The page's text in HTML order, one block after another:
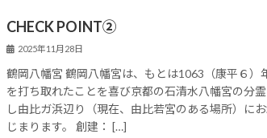
CHECK POINT②
2025年11月28日
鶴岡八幡宮 鶴岡八幡宮は、もとは1063（康平６）
を打ち取れたことを喜び京都の石清水八幡宮の分
し由比ガ浜辺り（現在、由比若宮のある場所）に
じまります。 創建： […]